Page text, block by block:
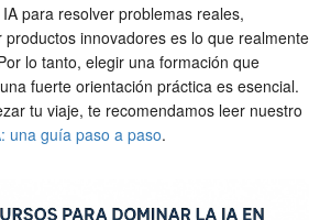
para resolver problemas reales,
innovadores es lo que realmente
lo tanto, elegir una formación que
fuerte orientación práctica es esencial.
tu viaje, te recomendamos leer nuestro
una guía paso a paso.